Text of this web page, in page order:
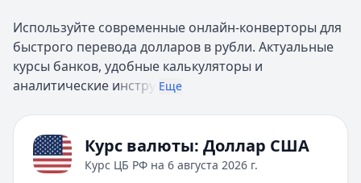
Используйте современные онлайн-конверторы для
быстрого перевода долларов в рубли. Актуальные
курсы банков, удобные калькуляторы и
аналитические инстру Еще
Курс валюты: Доллар США
Курс ЦБ РФ на 6 августа 2026 г.